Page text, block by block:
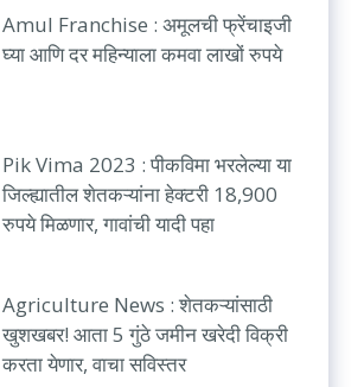
Amul Franchise : अमूलची फ्रेंचाइजी
घ्या आणि दर महिन्याला कमवा लाखों रुपये
Pik Vima 2023 : पीकविमा भरलेल्या या
जिल्ह्यातील शेतकऱ्यांना हेक्टरी 18,900
रुपये मिळणार, गावांची यादी पहा
Agriculture News : शेतकऱ्यांसाठी
खुशखबर! आता 5 गुंठे जमीन खरेदी विक्री
करता येणार, वाचा सविस्तर